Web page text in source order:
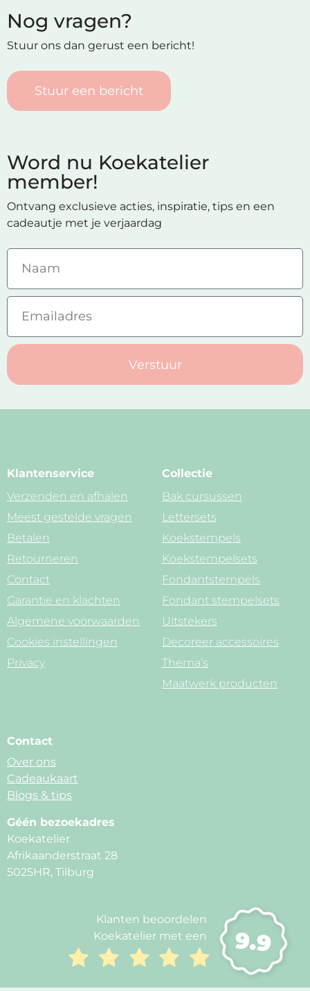
Nog vragen?
Stuur ons dan gerust een bericht!
Stuur een bericht
Word nu Koekatelier
member!
Ontvang exclusieve acties, inspiratie, tips en een
cadeautje met je verjaardag
Verstuur
Klantenservice
Verzenden en afhalen
Meest gestelde vragen
Betalen
Retourneren
Contact
Garantie en klachten
Algemene voorwaarden
Cookies instellingen
Privacy
Collectie
Bak cursussen
Lettersets
Koekstempels
Koekstempelsets
Fondantstempels
Fondant stempelsets
Uitstekers
Decoreer accessoires
Thema’s
Maatwerk producten
Contact
Over ons
Cadeaukaart
Blogs & tips
Géén bezoekadres
Koekatelier
Afrikaanderstraat 28
5025HR, Tilburg
Klanten beoordelen
Koekatelier met een
9.9